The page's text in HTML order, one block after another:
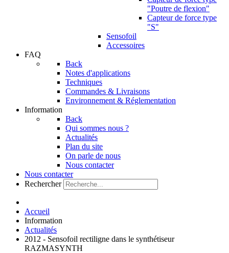
"Poutre de flexion"
Capteur de force type
"S"
Sensofoil
Accessoires
FAQ
Back
Notes d'applications
Techniques
Commandes & Livraisons
Environnement & Réglementation
Information
Back
Qui sommes nous ?
Actualités
Plan du site
On parle de nous
Nous contacter
Nous contacter
Rechercher
Accueil
Information
Actualités
2012 - Sensofoil rectiligne dans le synthétiseur
RAZMASYNTH